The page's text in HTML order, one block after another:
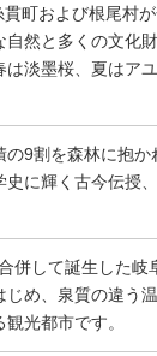
町および根尾村
然と多くの文化
淡墨桜、夏はア
9割を森林に抱
に輝く古今伝授
併して誕生した
め、泉質の違う
光都市です。